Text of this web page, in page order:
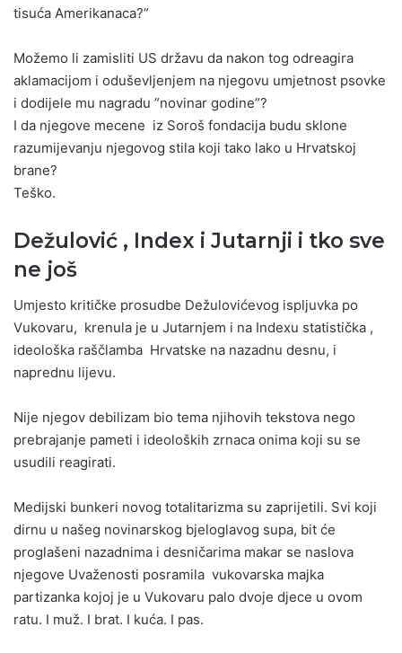
tisuća Amerikanaca?”
Možemo li zamisliti US državu da nakon tog odreagira
aklamacijom i oduševljenjem na njegovu umjetnost psovke
i dodijele mu nagradu ”novinar godine”?
I da njegove mecene iz Soroš fondacija budu sklone
razumijevanju njegovog stila koji tako lako u Hrvatskoj
brane?
Teško.
Dežulović , Index i Jutarnji i tko sve
ne još
Umjesto kritičke prosudbe Dežulovićevog ispljuvka po
Vukovaru, krenula je u Jutarnjem i na Indexu statistička ,
ideološka raščlamba Hrvatske na nazadnu desnu, i
naprednu lijevu.
Nije njegov debilizam bio tema njihovih tekstova nego
prebrajanje pameti i ideoloških zrnaca onima koji su se
usudili reagirati.
Medijski bunkeri novog totalitarizma su zaprijetili. Svi koji
dirnu u našeg novinarskog bjeloglavog supa, bit će
proglašeni nazadnima i desničarima makar se naslova
njegove Uvaženosti posramila vukovarska majka
partizanka kojoj je u Vukovaru palo dvoje djece u ovom
ratu. I muž. I brat. I kuća. I pas.